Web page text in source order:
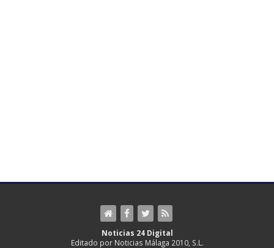
Noticias 24 Digital
Editado por Noticias Málaga 2010, S.L.